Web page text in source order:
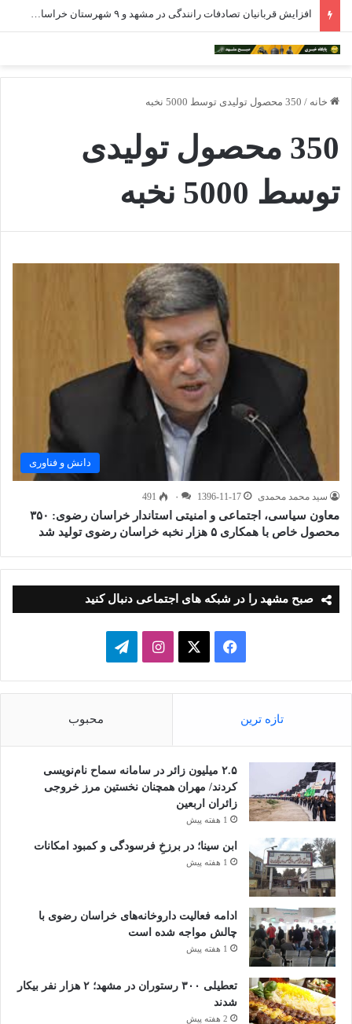
افزایش قربانیان تصادفات رانندگی در مشهد و ۹ شهرستان خراسان رضوی
خانه / 350 محصول تولیدی توسط 5000 نخبه
350 محصول تولیدی
توسط 5000 نخبه
دانش و فناوری
سید محمد محمدی 1396-11-17 ۰ 491
معاون سیاسی، اجتماعی و امنیتی استاندار خراسان رضوی: ۳۵۰
محصول خاص با همکاری ۵ هزار نخبه خراسان رضوی تولید شد
صبح مشهد را در شبکه های اجتماعی دنبال کنید
فیسبوک ایکساینستاگرامتلگرام
تازه ترین محبوب
۲.۵ میلیون زائر در سامانه سماح نام‌نویسی
کردند/ مهران همچنان نخستین مرز خروجی
زائران اربعین
1 هفته پیش
ابن سینا؛ در برزخِ فرسودگی و کمبود امکانات
1 هفته پیش
ادامه فعالیت داروخانه‌های خراسان رضوی با
چالش مواجه شده است
1 هفته پیش
تعطیلی ۳۰۰ رستوران در مشهد؛ ۲ هزار نفر بیکار
شدند
2 هفته پیش